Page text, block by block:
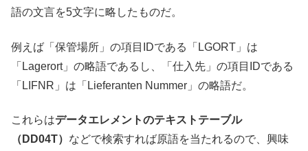
語の文言を5文字に略したものだ。
例えば「保管場所」の項目IDである「LGORT」は
「Lagerort」の略語であるし、「仕入先」の項目IDである
「LIFNR」は「Lieferanten Nummer」の略語だ。
これらはデータエレメントのテキストテーブル
（DD04T） などで検索すれば原語を当たれるので、興味